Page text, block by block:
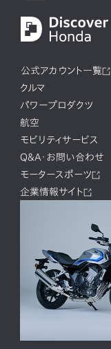
公式アカウント一覧
クルマ
パワープロダクツ
航空
モビリティサービス
Q&A・お問い合わせ
モータースポーツ
企業情報サイト